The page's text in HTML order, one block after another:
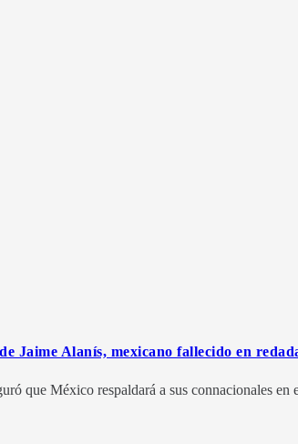
Jaime Alanís, mexicano fallecido en
que México respaldará a sus connacionales en